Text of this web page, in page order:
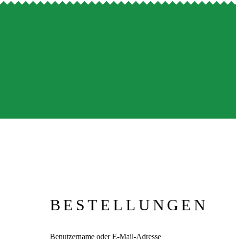
BESTELLUNGEN
Benutzername oder E-Mail-Adresse